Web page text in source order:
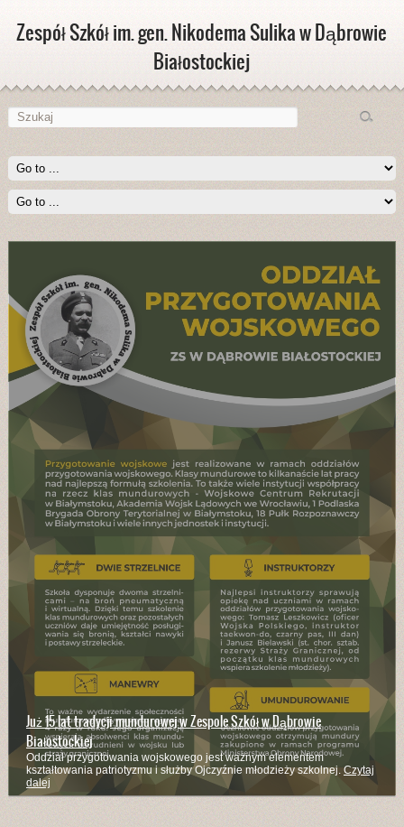
Zespół Szkół im. gen. Nikodema Sulika w Dąbrowie
Białostockiej
Już 15 lat tradycji mundurowej w Zespole Szkół w Dąbrowie
Białostockiej
Oddział przygotowania wojskowego jest ważnym elementem
kształtowania patriotyzmu i służby Ojczyźnie młodzieży szkolnej. Czytaj
dalej